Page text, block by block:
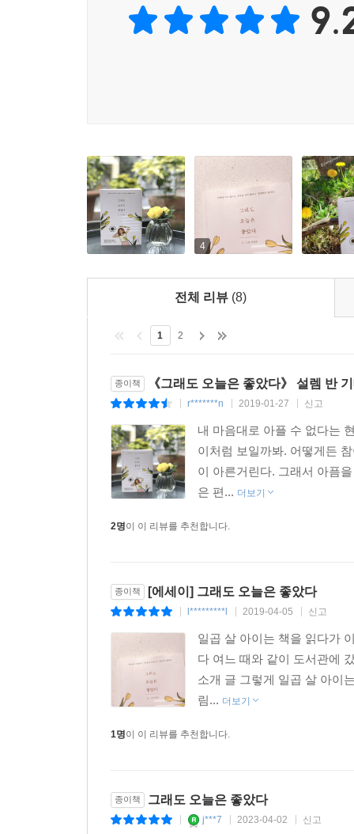
치아바타를 사랑하게 되었고 발 도장을 찍은 빵집
이제는 ‘오늘은 또 어떤 빵을 발견하게 될까?’ 하는
소소한 기쁨이 하나 생겼다.
자주 갈 수 없으니 한가득 사 오는 탓에 팔이 좀 아
빵을 사 오는 날은 얼굴에 행복이 가득하다. ---「빵
같은 주제로 이야기를 나누기는 어려우니까.
펑크록을 좋아하는 사람에게 클래식을 말하면
궁금하지 않은 세상에 대한 이해를 강요하는 것이
“당신도 이걸 좋아하는군요. 저도요! 혹시 이것도
“와! 이걸 알고 있네요! 제가 좋아하는 걸
좋아하는 사람을 만나는 게 쉬운 일이 아닌데!”
음이 맞는 사람을 만나면 유쾌한 앙상블이 생긴다.
웃음소리가 늘어나고, 한 시간이면 끝날 거라 생각
두 시간이 되고 세 시간이 된다.
물들 때까지 귤을 까먹으면, 겨울에 맛보는 최고
무척 뜨거웠던 여름날, 문득 맥주 맛이 궁금해졌다.
답답한 속이 풀어진다는 말이 진실인지 알고 싶었
무더운 그날의 날씨 탓이었는지, 아니면 즐겨 봤던
맥주 마시는 장면에 마음이 동한 탓이었는지 모르
주변 사람들은 다 아는 그 맛을 모르고 지냈다.
그런데 그해 여름은 유독 맥주를 마시면
속이 시원해질 것만 같은 느낌이었다.
그녀의 글과 그림이 말하는 행복이란 너무나 사
그래서 이 책은 스마트폰을 내려두게 하고, 우리를
일러스트레이터 이민주도 그랬다. 대학 시절 과
정도의 외박도 해본 적이 없다. 일탈이라고는 할
남는 게 있을까? 못 해 본 게 너무 많은데.’ 시간
다하는 것을 다 따라 할 순 없었다. 맥주 맛도 모
버스에서 창문을 활짝 열고 바람을 온 얼굴로 맞
버리기 같은 것들을요.
어렴풋하긴 해도 분명하게 행복해지는 일은 있어
그래서 이제는 나름의 방식으로 행복하게 살아가
저처럼 어느 순간 삶이 재미없게 느껴진다면, 이
베란다에서 풍겨오는 섬유유연제의 냄새를 맡
예전에는 싫어했던 생크림케이크와 애호박이 좋
것을 알게 된다. 끔찍이 싫어했던 비 오는 날, 자
시간, 장소, 음식, 사람, 장소, 공기, 냄새, 소리를
있다. 남들 하는 거 다한다고 해서 나도 행복해지
것을. 그리고 자신이 얼마나 잘 살고 있었는지를 말
그림 선생님, 영화 포스터 그림 작가 , 리릭비디오
대학 시절에 이미 자신의 길을 정하고 혼자서 일
살인 지금, 영화 「델마와 루이스」 「허스토
길을 확신했던 것은 아니다. 혼자 일한다는 건
나날 속에서 자신을 지켜내야 한다는 과제를 주었
금방 터져 버리고 말 비눗방울 같은 생각을 종종
뭘 믿고 그렇게 자신만만하게 “저는 그림을 그
여전히 앞길에 대한 확신은 없다. 취업 자리를 다
4
전체 리뷰 (8)
1 2
종이책 《그래도 오늘은 좋았다》 설렘 반
r*******n 2019-01-27 신고
내 마음대로 아플 수 없다는
이처럼 보일까봐. 어떻게든
이 아른거린다. 그래서 아픔
은 편... 더보기
2명이 이 리뷰를 추천합니다.
종이책 [에세이] 그래도 오늘은 좋았다
l*********l 2019-04-05 신고
일곱 살 아이는 책을 읽다가
다 여느 때와 같이 도서관에
소개 글 그렇게 일곱 살 아이
림... 더보기
1명이 이 리뷰를 추천합니다.
종이책 그래도 오늘은 좋았다
j***7 2023-04-02 신고